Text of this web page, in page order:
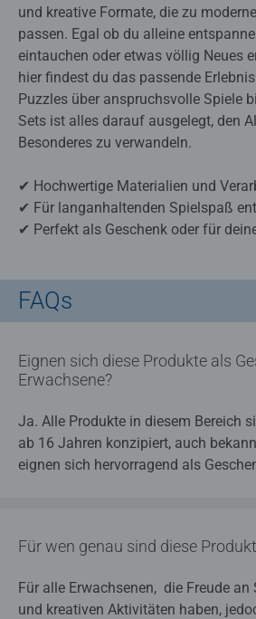
und kreative Formate, die zu
passen. Egal ob du alleine
eintauchen oder etwas völlig Neues
hier findest du das passende
Puzzles über anspruchsvolle Spiele
Sets ist alles darauf ausgelegt, den
Besonderes zu verwandeln.
✔ Hochwertige Materialien und
✔ Für langanhaltenden Spielspaß
✔ Perfekt als Geschenk oder für
FAQs
Eignen sich diese Produkte als
Erwachsene?
Ja. Alle Produkte in diesem Bereich
ab 16 Jahren konzipiert, auch
eignen sich hervorragend als
Für wen genau sind diese
Für alle Erwachsenen, die Freude an
und kreativen Aktivitäten haben,